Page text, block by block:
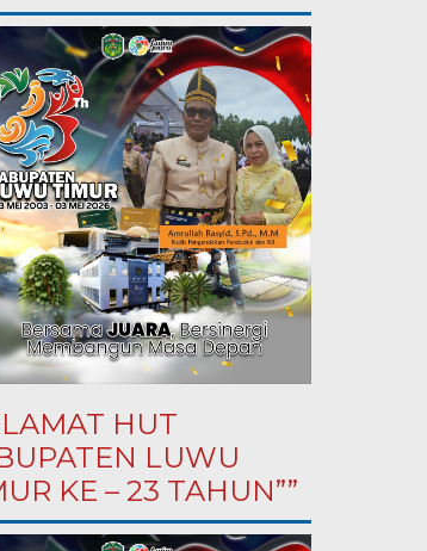
HUT
LUWU
KE – 23 TAHUN””